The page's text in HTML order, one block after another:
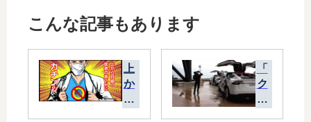
こんな記事もあります
上
か
ら
「
ク
ル